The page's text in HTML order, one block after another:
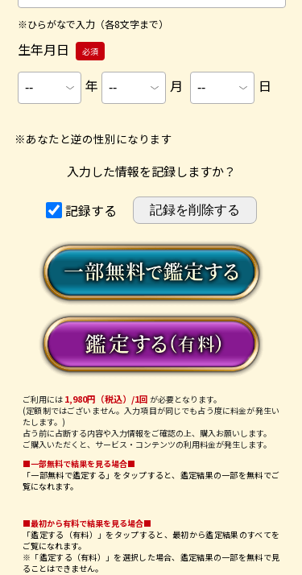
※ひらがなで入力（各8文字まで）
生年月日 必須
年 月 日
※あなたと逆の性別になります
入力した情報を記録しますか？
記録する
ご利用には 1,980円（税込）/1回 が必要となります。
(定額制ではございません。入力項目が同じでも占う度に料金が発生い
たします。)
占う前に占断する内容や入力情報をご確認の上、購入お願いします。
ご購入いただくと、サービス・コンテンツの利用料金が発生します。
■一部無料で結果を見る場合■
「一部無料で鑑定する」を タップすると、鑑定結果の一部を無料でご
覧になれます。
■最初から有料で結果を見る場合■
「鑑定する（有料）」を タップすると、最初から鑑定結果のすべてを
ご覧になれます。
※「鑑定する（有料）」を選択した場合、鑑定結果の一部を無料で見
ることはできません。